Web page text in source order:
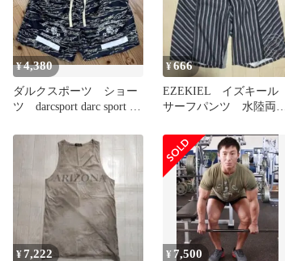
¥4,380
ダルクスポーツ ショー
ツ darcsport darc sport パ
¥666
EZEKIEL イズキール
サーフパンツ 水陸両
着 希少
¥7,222 ¥ 7,500